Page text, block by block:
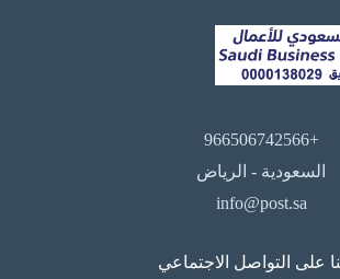
+966506742566
السعودية - الرياض
info@post.sa
على التواصل الاجتماعي